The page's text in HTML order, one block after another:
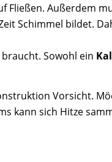
Fließen. Außerdem
Schimmel bildet.
Sowohl ein
Vorsicht.
kann sich Hitze